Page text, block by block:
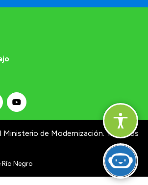
Ministerio de Modernización. Términos
Negro